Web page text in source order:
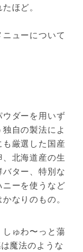
ほど。
ューについて
ダーを用いず
自の製法によ
厳選した国産
北海道産の生
ター、特別な
ーを使うなど
なりのもの。
ゅわ〜っと蕩
魔法のような